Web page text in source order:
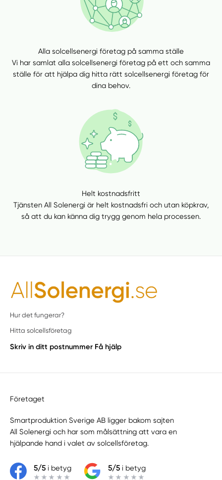
Välj tillvägagångssätt
Alla solcellsenergi företag på samma ställe
Vi har samlat alla solcellsenergi företag på ett och samma
ställe för att hjälpa dig hitta rätt solcellsenergi företag för
dina behov.
Helt kostnadsfritt
Tjänsten All Solenergi är helt kostnadsfri och utan köpkrav,
så att du kan känna dig trygg genom hela processen.
Hur det fungerar?
Hitta solcellsföretag
Skriv in ditt postnummer Få hjälp
Företaget
Smartproduktion Sverige AB ligger bakom sajten
All Solenergi och har som målsättning att vara en
hjälpande hand i valet av solcellsföretag.
5/5i betyg 5/5i betyg